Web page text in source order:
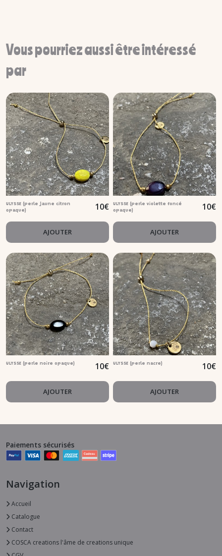
Vous pourriez aussi être intéressé
par
ULYSSE (perle jaune citron
opaque)
10€
AJOUTER
ULYSSE (perle violette foncé
opaque)
10€
AJOUTER
ULYSSE (perle noire opaque) 10€
AJOUTER
ULYSSE (perle nacre) 10€
AJOUTER
Paiements sécurisés
Navigation
Accueil
Catalogue
Contact
COSCA creations l'âme de creations unique